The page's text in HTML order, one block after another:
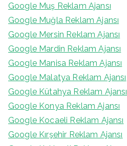
Google Muş Reklam Ajansı
Google Muğla Reklam Ajansı
Google Mersin Reklam Ajansı
Google Mardin Reklam Ajansı
Google Manisa Reklam Ajansı
Google Malatya Reklam Ajansı
Google Kütahya Reklam Ajansı
Google Konya Reklam Ajansı
Google Kocaeli Reklam Ajansı
Google Kırşehir Reklam Ajansı